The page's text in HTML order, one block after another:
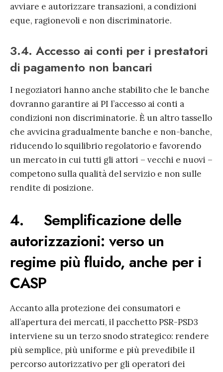
avviare e autorizzare transazioni, a condizioni
eque, ragionevoli e non discriminatorie.
3.4. Accesso ai conti per i prestatori
di pagamento non bancari
I negoziatori hanno anche stabilito che le banche
dovranno garantire ai PI l’accesso ai conti a
condizioni non discriminatorie. È un altro tassello
che avvicina gradualmente banche e non-banche,
riducendo lo squilibrio regolatorio e favorendo
un mercato in cui tutti gli attori – vecchi e nuovi –
competono sulla qualità del servizio e non sulle
rendite di posizione.
4. Semplificazione delle
autorizzazioni: verso un
regime più fluido, anche per i
CASP
Accanto alla protezione dei consumatori e
all’apertura dei mercati, il pacchetto PSR-PSD3
interviene su un terzo snodo strategico: rendere
più semplice, più uniforme e più prevedibile il
percorso autorizzativo per gli operatori dei